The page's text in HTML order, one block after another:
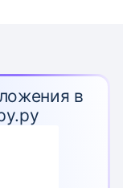
в